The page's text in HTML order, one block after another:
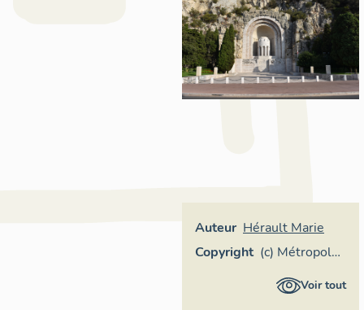
Auteur Hérault Marie
Copyright (c) Métropole
Nice CôteVoir tout